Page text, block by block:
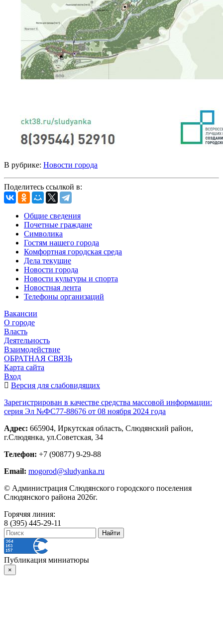
В рубрике: Новости города
Поделитесь ссылкой в:
Общие сведения
Почетные граждане
Символика
Гостям нашего города
Комфортная городская среда
Дела текущие
Новости города
Новости культуры и спорта
Новостная лента
Телефоны организаций
Вакансии
О городе
Власть
Деятельность
Взаимодействие
ОБРАТНАЯ СВЯЗЬ
Карта сайта
Вход
Версия для слабовидящих
Зарегистрирован в качестве средства массовой информации:
серия Эл №ФС77-88676 от 08 ноября 2024 года
Адрес: 665904, Иркутская область, Слюдянский район,
г.Слюдянка, ул.Советская, 34
Телефон: +7 (90877) 9-29-88
Email: mogorod@sludyanka.ru
© Администрация Слюдянского городского поселения
Слюдянского района 2026г.
Горячяя линия:
8 (395) 445-29-11
Публикация миниатюры
×